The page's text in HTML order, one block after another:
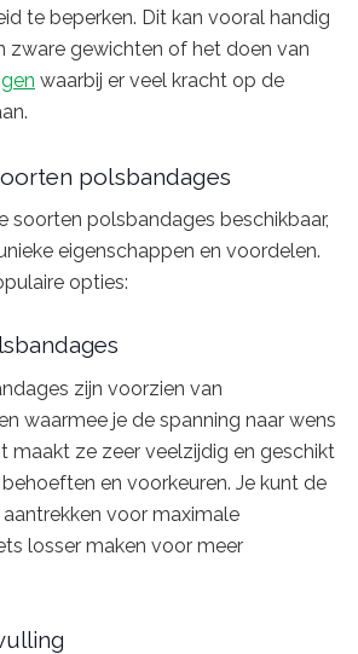
te beperken. Dit kan vooral handig
zware gewichten of het doen van
waarbij er veel kracht op de
polsbandages
soorten polsbandages beschikbaar,
eigenschappen en voordelen.
opties:
zijn voorzien van
waarmee je de spanning naar wens
maakt ze zeer veelzijdig en geschikt
en voorkeuren. Je kunt de
voor maximale
losser maken voor meer